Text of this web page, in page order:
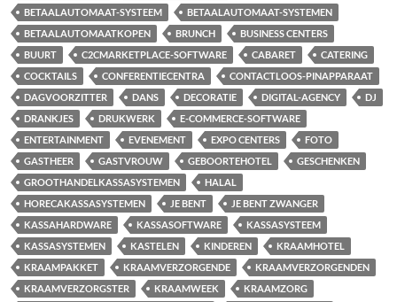
BETAALAUTOMAAT-SYSTEEM
BETAALAUTOMAAT-SYSTEMEN
BETAALAUTOMAATKOPEN
BRUNCH
BUSINESS CENTERS
BUURT
C2CMARKETPLACE-SOFTWARE CABARET
CATERING
COCKTAILS
CONFERENTIECENTRA
CONTACTLOOS-PINAPPARAAT
DAGVOORZITTER
DANS DECORATIE DIGITAL-AGENCY
DJ
DRANKJES
DRUKWERK
E-COMMERCE-SOFTWARE
ENTERTAINMENT
EVENEMENT EXPO CENTERS
FOTO
GASTHEER
GASTVROUW GEBOORTEHOTEL
GESCHENKEN
GROOTHANDELKASSASYSTEMEN
HALAL
HORECAKASSASYSTEMEN
JE BENT
JE BENT ZWANGER
KASSAHARDWARE
KASSASOFTWARE
KASSASYSTEEM
KASSASYSTEMEN
KASTELEN KINDEREN
KRAAMHOTEL
KRAAMPAKKET
KRAAMVERZORGENDE
KRAAMVERZORGENDEN
KRAAMVERZORGSTER
KRAAMWEEK
KRAAMZORG